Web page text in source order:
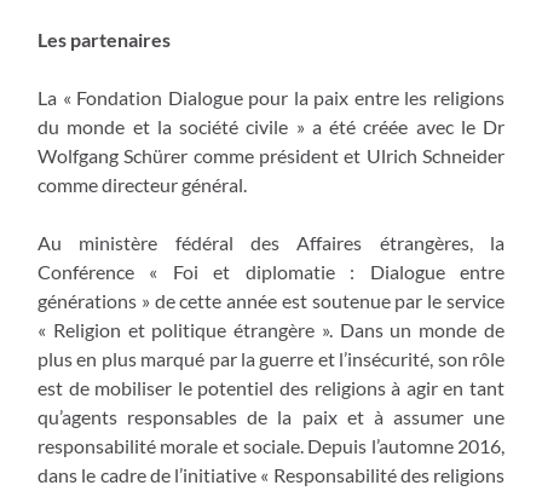
Les partenaires
La « Fondation Dialogue pour la paix entre les religions
du monde et la société civile » a été créée avec le Dr
Wolfgang Schürer comme président et Ulrich Schneider
comme directeur général.
Au ministère fédéral des Affaires étrangères, la
Conférence « Foi et diplomatie : Dialogue entre
générations » de cette année est soutenue par le service
« Religion et politique étrangère ». Dans un monde de
plus en plus marqué par la guerre et l’insécurité, son rôle
est de mobiliser le potentiel des religions à agir en tant
qu’agents responsables de la paix et à assumer une
responsabilité morale et sociale. Depuis l’automne 2016,
dans le cadre de l’initiative « Responsabilité des religions